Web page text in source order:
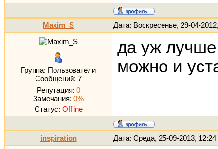
Maxim_S Дата: Воскресенье, 29-04-
Группа: Пользователи
Сообщений: 7
Репутация: 0
Замечания: 0%
Статус: Offline
да уж лучше
можно и
inspiration Дата: Среда, 25-09-2013,